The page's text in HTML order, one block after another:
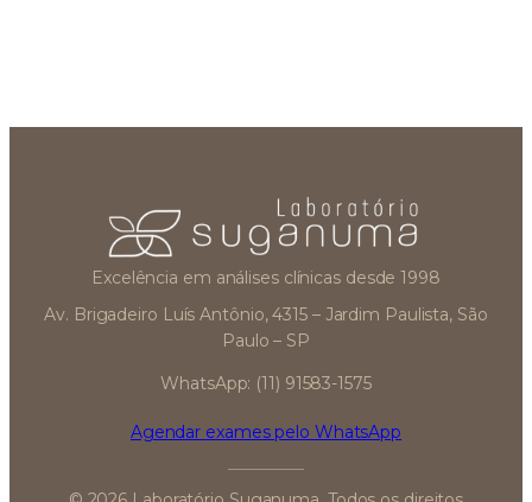
Excelência em análises clínicas desde 1998
Av. Brigadeiro Luís Antônio, 4315 – Jardim Paulista, São
Paulo – SP
WhatsApp: (11) 91583-1575
Agendar exames pelo WhatsApp